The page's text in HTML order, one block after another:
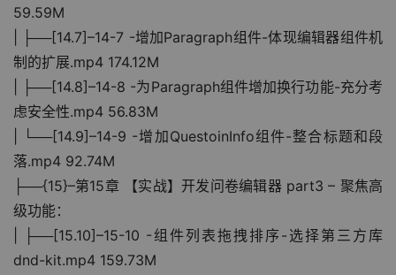
59.59M
| ├──[14.7]–14-7 -增加Paragraph组件-体现编辑器组件机
制的扩展.mp4 174.12M
| ├──[14.8]–14-8 -为Paragraph组件增加换行功能-充分考
虑安全性.mp4 56.83M
| └──[14.9]–14-9 -增加QuestoinInfo组件-整合标题和段
落.mp4 92.74M
├──{15}–第15章 【实战】开发问卷编辑器 part3 – 聚焦高
级功能：
| ├──[15.10]–15-10 -组件列表拖拽排序-选择第三方库
dnd-kit.mp4 159.73M